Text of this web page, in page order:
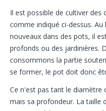
Il est possible de cultiver des
comme indiqué ci-dessus.
nouveaux dans des pots, il
profonds ou des jardinières.
consommons la partie
se former, le pot doit donc
Ce n'est pas tant le
mais sa profondeur. La taille